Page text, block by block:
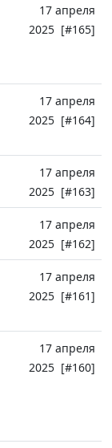
17 апреля
2025 [#165]
17 апреля
2025 [#164]
17 апреля
2025 [#163]
17 апреля
2025 [#162]
17 апреля
2025 [#161]
17 апреля
2025 [#160]